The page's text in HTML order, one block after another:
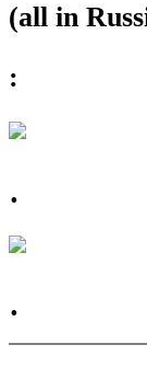
(all in
:
.
.